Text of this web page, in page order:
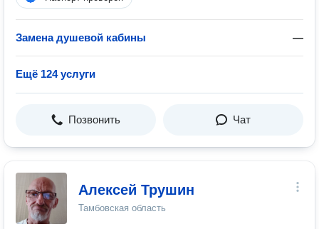
Замена душевой кабины —
Ещё 124 услуги
Позвонить Чат
Алексей Трушин
Тамбовская область